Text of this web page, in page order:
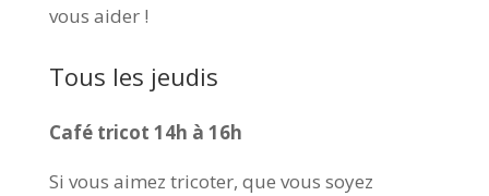
vous aider !
Tous les jeudis
Café tricot 14h à 16h
Si vous aimez tricoter, que vous soyez